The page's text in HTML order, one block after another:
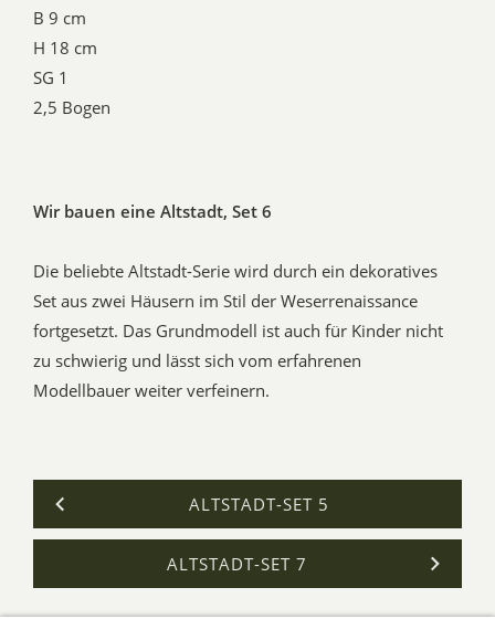
B 9 cm
H 18 cm
SG 1
2,5 Bogen
Wir bauen eine Altstadt, Set 6
Die beliebte Altstadt-Serie wird durch ein dekoratives
Set aus zwei Häusern im Stil der Weserrenaissance
fortgesetzt. Das Grundmodell ist auch für Kinder nicht
zu schwierig und lässt sich vom erfahrenen
Modellbauer weiter verfeinern.
ALTSTADT-SET 5
ALTSTADT-SET 7